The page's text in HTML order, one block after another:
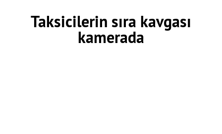
Taksicilerin sıra kavgası
kamerada